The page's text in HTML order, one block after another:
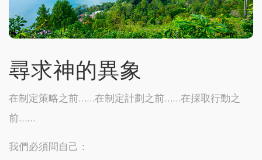
尋求神的異象
在制定策略之前……在制定計劃之前……在採取行動之
前……
我們必須問自己：